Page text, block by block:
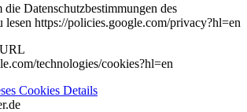
Datenschutzbestimmungen des
lesen https://policies.google.com/privacy?hl=en
technologies/cookies?hl=en
Cookies Details